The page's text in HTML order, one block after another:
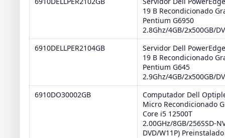
19 B Recondicionado
Pentium G6950
2.8Ghz/4GB/2x500GB/
6910DELLPER2104GB
Servidor Dell
19 B Recondicionado
Pentium G645
2.9Ghz/4GB/2x500GB/
6910DO30002GB
Computador Dell
Micro Recondicionado
Core i5 12500T
2.00GHz/8GB/256SSD-
DVD/W11P) Preinstalado